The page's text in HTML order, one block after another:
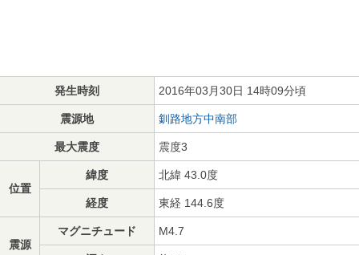
発生時刻 2016年03月30日 14時09分頃
震源地 釧路地方中南部
最大震度 震度3
位置
緯度 北緯 43.0度
経度 東経 144.6度
震源
マグニチュード M4.7